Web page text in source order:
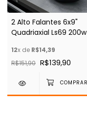
2 Alto Falantes 6x9"
Quadriaxial Ls69 200w
12x de R$14,39
R$151,90 R$139,90